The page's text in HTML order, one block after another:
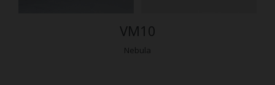
VM10
Nebula